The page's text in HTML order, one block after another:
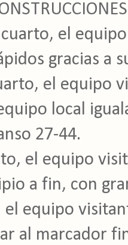
el
gracias a
el equipo
local
27-44.
el equipo
a fin, con
equipo
al marcador